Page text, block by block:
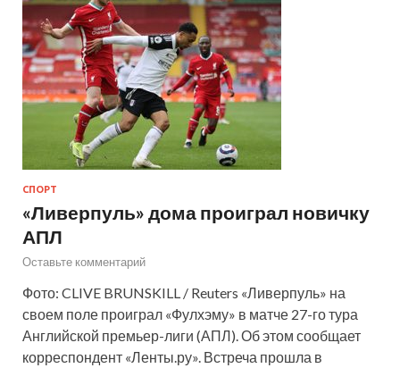
СПОРТ
«Ливерпуль» дома проиграл новичку
АПЛ
Оставьте комментарий
Фото: CLIVE BRUNSKILL / Reuters «Ливерпуль» на
своем поле проиграл «Фулхэму» в матче 27-го тура
Английской премьер-лиги (АПЛ). Об этом сообщает
корреспондент «Ленты.ру». Встреча прошла в